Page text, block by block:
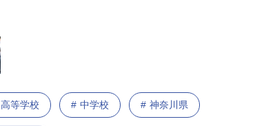
高等学校 中学校 神奈川県